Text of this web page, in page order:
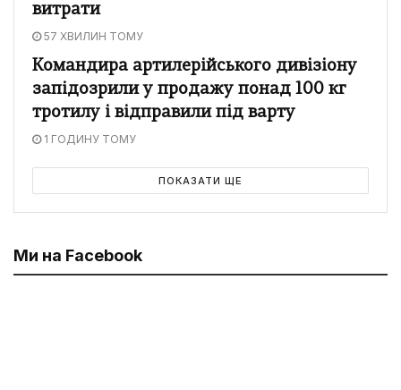
витрати
57 ХВИЛИН ТОМУ
Командира артилерійського дивізіону
запідозрили у продажу понад 100 кг
тротилу і відправили під варту
1 ГОДИНУ ТОМУ
ПОКАЗАТИ ЩЕ
Ми на Facebook